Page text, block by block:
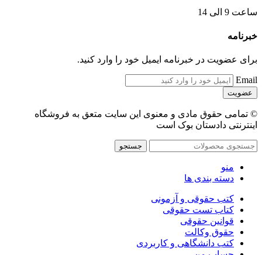
ساعت 9 الی 14
خبرنامه
برای عضویت در خبرنامه ایمیل خود را وارد کنید.
Email
© تمامی حقوق مادی و معنوی این سایت متعق به فروشگاه
اینترنتی دادستان بوک است
جستجو
منو
دسته بندی ها
کتب حقوقی و آزمونی
کتاب تست حقوقی
قوانین حقوقی
حقوق وکالت
کتب دانشگاهی و کاربردی